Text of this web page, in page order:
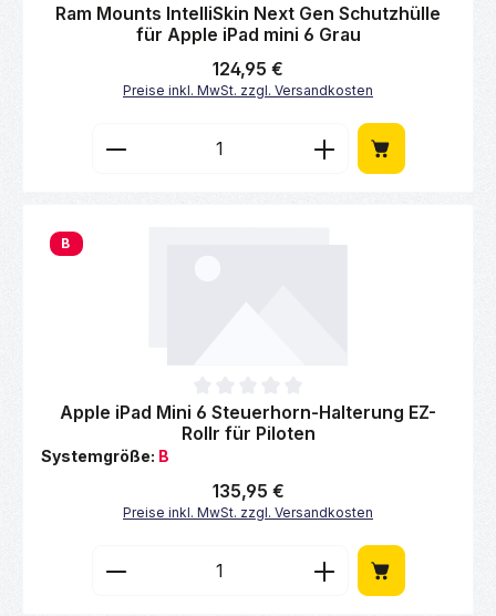
Durchschnittliche Bewertung von 0 von 5 Sternen
Ram Mounts IntelliSkin Next Gen Schutzhülle
für Apple iPad mini 6 Grau
Regulärer Preis:
124,95 €
Preise inkl. MwSt. zzgl. Versandkosten
Produkt Anzahl: Gib den gewünschten
B
Durchschnittliche Bewertung von 0 von 5 Sternen
Apple iPad Mini 6 Steuerhorn-Halterung EZ-
Rollr für Piloten
Systemgröße: B
Regulärer Preis:
135,95 €
Preise inkl. MwSt. zzgl. Versandkosten
Produkt Anzahl: Gib den gewünschten